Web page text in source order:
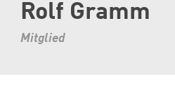
Rolf Gramm
Mitglied